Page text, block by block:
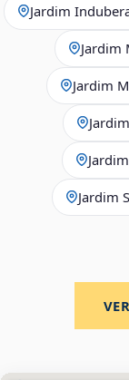
Jardim
Jardim
Jardim
Jardim